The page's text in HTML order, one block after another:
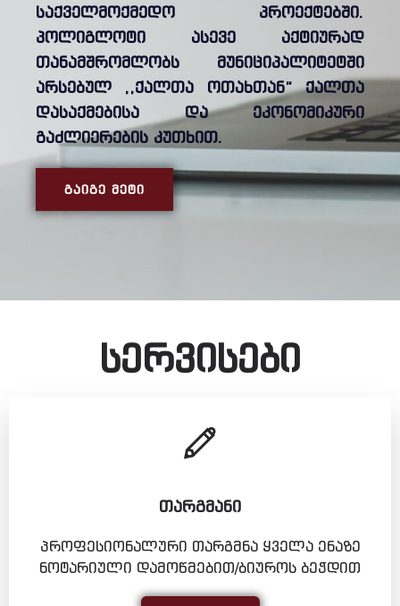
საქველმოქმედო პროექტებში.
პოლიგლოტი ასევე აქტიურად
თანამშრომლობს მუნიციპალიტეტში
არსებულ ,,ქალთა ოთახთან” ქალთა
დასაქმებისა და ეკონომიკური
გაძლიერების კუთხით.
ᲒᲐᲘᲒᲔ ᲛᲔᲢᲘ
სერვისები
ᲗᲐᲠᲒᲛᲐᲜᲘ
პროფესიონალური თარგმნა ყველა ენაზე
ნოტარიული დამოწმებით/ბიუროს ბეჭდით